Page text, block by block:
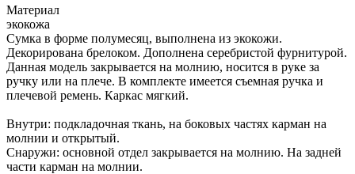
Материал
экокожа
Сумка в форме полумесяц, выполнена из экокожи.
Декорирована брелоком. Дополнена серебристой фурнитурой.
Данная модель закрывается на молнию, носится в руке за
ручку или на плече. В комплекте имеется съемная ручка и
плечевой ремень. Каркас мягкий.
Внутри: подкладочная ткань, на боковых частях карман на
молнии и открытый.
Снаружи: основной отдел закрывается на молнию. На задней
части карман на молнии.